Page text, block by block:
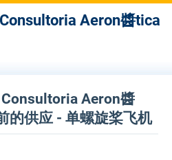
Aeron醬tica
Aeron醬
的供应 - 单螺旋桨飞机